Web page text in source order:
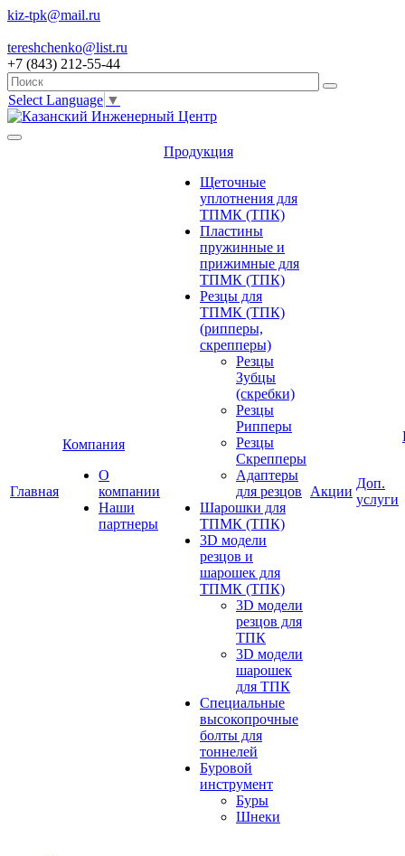
kiz-tpk@mail.ru
tereshchenko@list.ru
+7 (843) 212-55-44
Select Language ▼
Главная
Компания
О
компании
Наши
партнеры
Продукция
Щеточные
уплотнения для
ТПМК (ТПК)
Пластины
пружинные и
прижимные для
ТПМК (ТПК)
Резцы для
ТПМК (ТПК)
(рипперы,
скрепперы)
Резцы
Зубцы
(скребки)
Резцы
Рипперы
Резцы
Скрепперы
Адаптеры
для резцов
Шарошки для
ТПМК (ТПК)
3D модели
резцов и
шарошек для
ТПМК (ТПК)
3D модели
резцов для
ТПК
3D модели
шарошек
для ТПК
Специальные
высокопрочные
болты для
тоннелей
Буровой
инструмент
Буры
Шнеки
Акции
Доп.
услуги